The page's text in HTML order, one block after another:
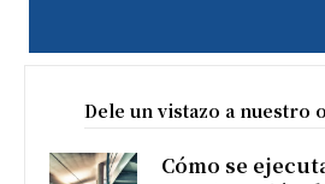
Dele un vistazo a nuestro
Cómo se